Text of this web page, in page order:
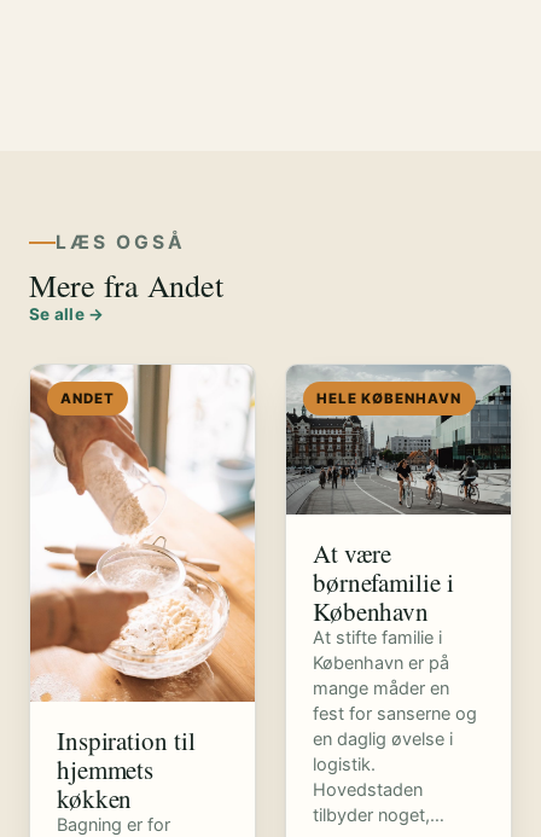
LÆS OGSÅ
Mere fra Andet
Se alle →
ANDET
Inspiration til
hjemmets
køkken
Bagning er for
HELE KØBENHAVN
At være
børnefamilie i
København
At stifte familie i
København er på
mange måder en
fest for sanserne og
en daglig øvelse i
logistik.
Hovedstaden
tilbyder noget,…